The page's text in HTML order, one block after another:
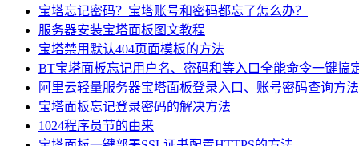
宝塔忘记密码？宝塔账号和密码都忘了怎么办？
服务器安装宝塔面板图文教程
宝塔禁用默认404页面模板的方法
BT宝塔面板忘记用户名、密码和等入口全能命令一键搞
阿里云轻量服务器宝塔面板登录入口、账号密码查询方法
宝塔面板忘记登录密码的解决方法
1024程序员节的由来